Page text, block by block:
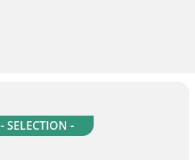
- SELECTION -